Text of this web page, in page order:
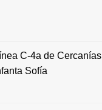
C-4a de Cercanías
Sofía